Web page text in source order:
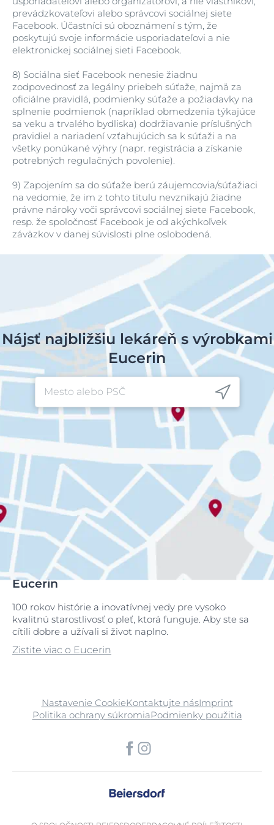
prevádzkovateľovi alebo správcovi sociálnej siete
Facebook. Účastníci sú oboznámení s tým, že
poskytujú svoje informácie usporiadateľovi a nie
elektronickej sociálnej sieti Facebook.
8) Sociálna sieť Facebook nenesie žiadnu
zodpovednosť za legálny priebeh súťaže, najmä za
oficiálne pravidlá, podmienky súťaže a požiadavky na
splnenie podmienok (napríklad obmedzenia týkajúce
sa veku a trvalého bydliska) dodržiavanie príslušných
pravidiel a nariadení vzťahujúcich sa k súťaži a na
všetky ponúkané výhry (napr. registrácia a získanie
potrebných regulačných povolenie).
9) Zapojením sa do súťaže berú záujemcovia/súťažiaci
na vedomie, že im z tohto titulu nevznikajú žiadne
právne nároky voči správcovi sociálnej siete Facebook,
resp. že spoločnosť Facebook je od akýchkoľvek
záväzkov v danej súvislosti plne oslobodená.
Nájsť najbližšiu lekáreň s výrobkami
Eucerin
Eucerin
100 rokov histórie a inovatívnej vedy pre vysoko
kvalitnú starostlivosť o pleť, ktorá funguje. Aby ste sa
cítili dobre a užívali si život naplno.
Zistite viac o Eucerin
Nastavenie CookieKontaktujte násImprint
Politika ochrany súkromiaPodmienky použitia